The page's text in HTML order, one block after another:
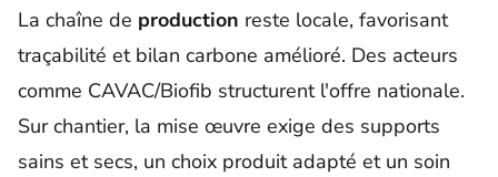
La chaîne de production reste locale, favorisant
traçabilité et bilan carbone amélioré. Des acteurs
comme CAVAC/Biofib structurent l'offre nationale.
Sur chantier, la mise œuvre exige des supports
sains et secs, un choix produit adapté et un soin